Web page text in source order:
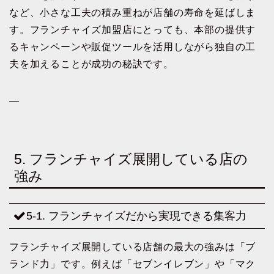
など、小さな工夫の積み重ねが店舗の寿命を延ばしま
す。フランチャイズ加盟店にとっても、本部の提供す
るキャンペーンや販促ツールを活用しながら独自の工
夫を加えることが成功の秘訣です。
—
5. フランチャイズ展開している店の
強み
5-1. フランチャイズだから実現できる集客力
フランチャイズ展開している店舗の最大の強みは「ブ
ランド力」です。例えば「セブンイレブン」や「マク